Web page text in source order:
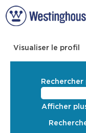
Visualiser le profil
Afficher